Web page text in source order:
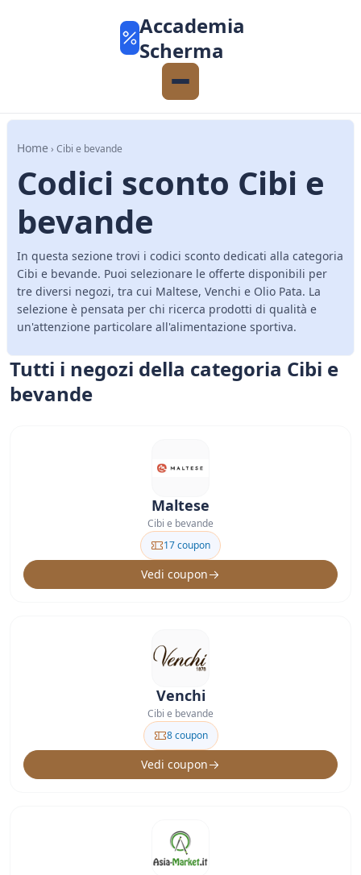
Accademia
Scherma
Home › Cibi e bevande
Codici sconto Cibi e
bevande
In questa sezione trovi i codici sconto dedicati alla categoria
Cibi e bevande. Puoi selezionare le offerte disponibili per
tre diversi negozi, tra cui Maltese, Venchi e Olio Pata. La
selezione è pensata per chi ricerca prodotti di qualità e
un'attenzione particolare all'alimentazione sportiva.
Tutti i negozi della categoria Cibi e
bevande
Maltese
Cibi e bevande
17 coupon
Vedi coupon
Venchi
Cibi e bevande
8 coupon
Vedi coupon